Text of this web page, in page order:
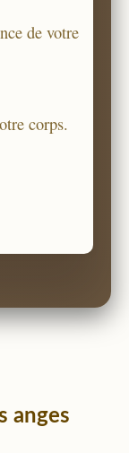
de votre
corps.
anges